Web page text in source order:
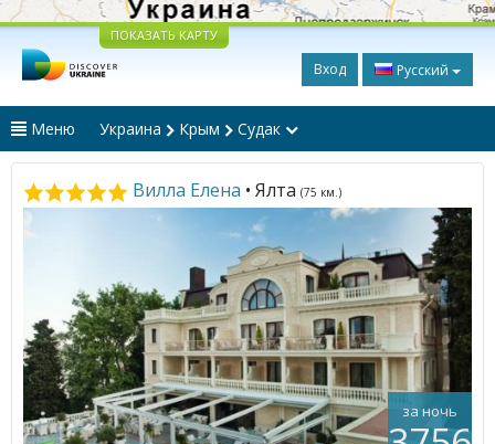
ПОКАЗАТЬ КАРТУ
Вход Русский
Меню Украина Крым Судак
Вилла Елена • Ялта (75 км.)
за ночь